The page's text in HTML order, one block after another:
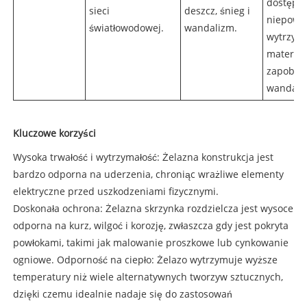
sieci
światłowodowej.
deszcz, śnieg i
wandalizm.
materiał
Kluczowe korzyści
Wysoka trwałość i wytrzymałość: Żelazna konstrukcja jest
bardzo odporna na uderzenia, chroniąc wrażliwe elementy
elektryczne przed uszkodzeniami fizycznymi.
Doskonała ochrona: Żelazna skrzynka rozdzielcza jest wysoce
odporna na kurz, wilgoć i korozję, zwłaszcza gdy jest pokryta
powłokami, takimi jak malowanie proszkowe lub cynkowanie
ogniowe. Odporność na ciepło: Żelazo wytrzymuje wyższe
temperatury niż wiele alternatywnych tworzyw sztucznych,
dzięki czemu idealnie nadaje się do zastosowań